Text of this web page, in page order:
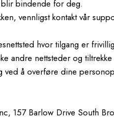
bindende for deg.
vennligst kontakt vår
hvor tilgang er
andre nettsteder og
ved å overføre dine
157 Barlow Drive South